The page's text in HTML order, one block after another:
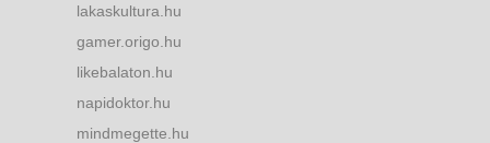
lakaskultura.hu
gamer.origo.hu
likebalaton.hu
napidoktor.hu
mindmegette.hu